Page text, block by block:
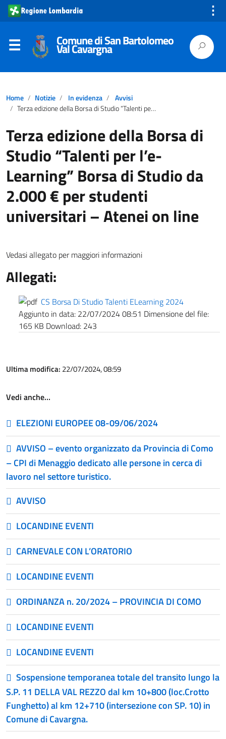
⋮
Comune di San Bartolomeo
Val Cavargna
Home Notizie In evidenza
Avvisi
Terza edizione della Borsa di Studio “Talenti per l’e-Learning” Borsa di Studio da 2.000 € per studenti universitari – Atenei on line
Terza edizione della Borsa di
Studio “Talenti per l’e-
Learning” Borsa di Studio da
2.000 € per studenti
universitari – Atenei on line
Vedasi allegato per maggiori informazioni
Allegati:
CS Borsa Di Studio Talenti ELearning 2024
Aggiunto in data: 22/07/2024 08:51 Dimensione del file:
165 KB Download: 243
Ultima modifica: 22/07/2024, 08:59
Vedi anche…
ELEZIONI EUROPEE 08-09/06/2024
AVVISO – evento organizzato da Provincia di Como
– CPI di Menaggio dedicato alle persone in cerca di
lavoro nel settore turistico.
AVVISO
LOCANDINE EVENTI
CARNEVALE CON L’ORATORIO
LOCANDINE EVENTI
ORDINANZA n. 20/2024 – PROVINCIA DI COMO
LOCANDINE EVENTI
LOCANDINE EVENTI
Sospensione temporanea totale del transito lungo la
S.P. 11 DELLA VAL REZZO dal km 10+800 (loc.Crotto
Funghetto) al km 12+710 (intersezione con SP. 10) in
Comune di Cavargna.